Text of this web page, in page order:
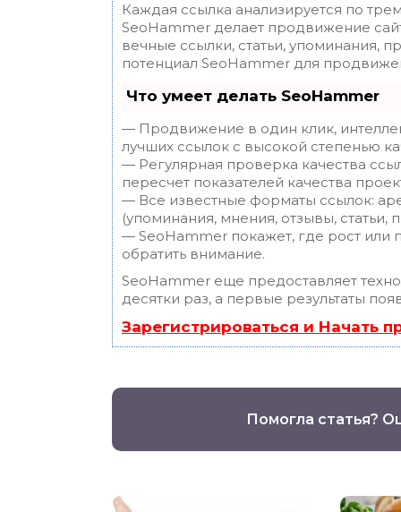
Каждая ссылка анализируется по
SeoHammer делает продвижение
вечные ссылки, статьи, упоминания,
потенциал SeoHammer для
Что умеет делать SeoHammer
— Продвижение в один клик,
лучших ссылок с высокой степенью
— Регулярная проверка качества
пересчет показателей качества
— Все известные форматы ссылок:
(упоминания, мнения, отзывы, статьи,
— SeoHammer покажет, где рост или
обратить внимание.
SeoHammer еще предоставляет
десятки раз, а первые результаты
Зарегистрироваться и Начать
Помогла статья?